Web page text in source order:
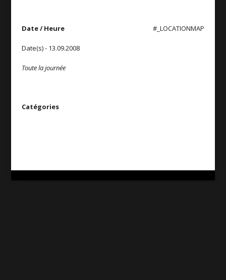
#_LOCATIONMAP
Date / Heure
Date(s) - 13.09.2008
Toute la journée
Catégories